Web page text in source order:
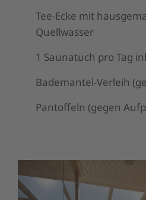
Tee-Ecke mit
Quellwasser
1 Saunatuch pro Tag
Bademantel-Verleih
Pantoffeln (gegen